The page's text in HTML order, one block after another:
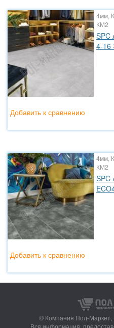
4мм,
КМ2
SPC
4-16
Добавить к сравнению
4мм,
КМ2
SPC
Добавить к сравнению
© Компания Пол-Маркет,
Вся информация,